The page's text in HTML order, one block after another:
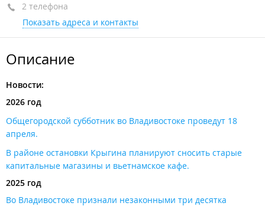
2 телефона
Показать адреса и контакты
Описание
Новости:
2026 год
Общегородской субботник во Владивостоке проведут 18
апреля​.
В районе остановки Крыгина планируют сносить старые
капитальные магазины и вьетнамское кафе.
2025 год
Во Владивостоке признали незаконными три десятка